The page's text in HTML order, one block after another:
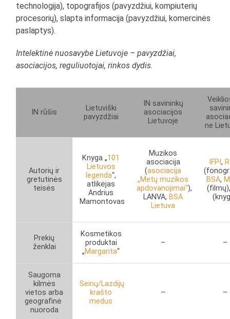
technologija), topografijos (pavyzdžiui, kompiuterių
procesorių), slapta informacija (pavyzdžiui, komercinės
paslaptys).
Intelektinė nuosavybė Lietuvoje – pavyzdžiai,
asociacijos, reguliuotojai, rinkos dydis.
IN rūšis
Lietuviški
pavyzdžiai
IN savininkų
asociacijos
Lietuvoje
ne
Autorių ir
gretutinės
teisės
Knyga „101
Lietuvos
legenda“,
atlikėjas
Andrius
Mamontovas
Muzikos
asociacija
(asociacija
„Metų muzikos
apdovanojimai“),
LANVA, BSA
Lietuva
IFPI,
BSA,
Prekių
ženklai
Kosmetikos
produktai
„Margarita“
– –
Saugoma
kilmės
vietos arba
geografinė
nuoroda
Seinų/Lazdijų
krašto
medus
– –